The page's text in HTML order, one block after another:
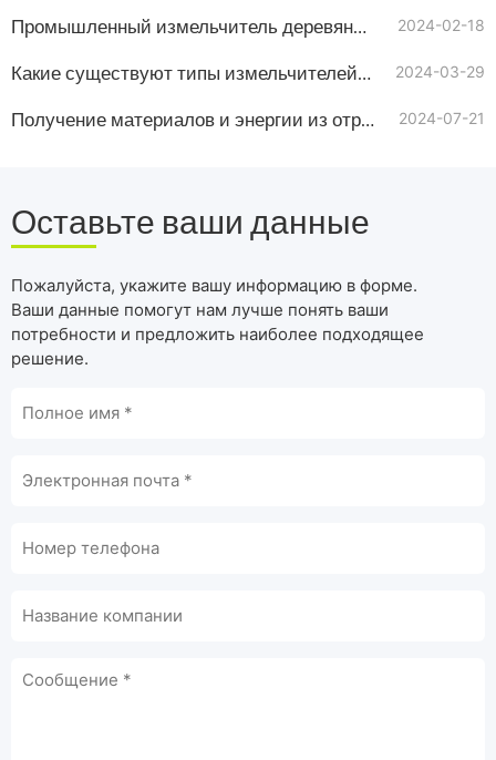
Промышленный измельчитель деревянных поддонов 2024-02-18
Какие существуют типы измельчителей шин? Какую среднюю цену следует учитывать? 2024-03-29
Получение материалов и энергии из отработанных шин 2024-07-21
Оставьте ваши данные
Пожалуйста, укажите вашу информацию в форме.
Ваши данные помогут нам лучше понять ваши
потребности и предложить наиболее подходящее
решение.